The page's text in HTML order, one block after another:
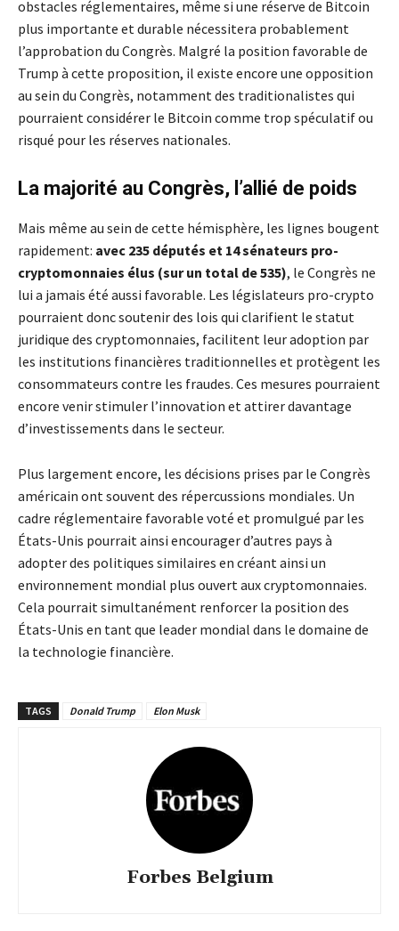
obstacles réglementaires, même si une réserve de Bitcoin
plus importante et durable nécessitera probablement
l’approbation du Congrès. Malgré la position favorable de
Trump à cette proposition, il existe encore une opposition
au sein du Congrès, notamment des traditionalistes qui
pourraient considérer le Bitcoin comme trop spéculatif ou
risqué pour les réserves nationales.
La majorité au Congrès, l’allié de poids
Mais même au sein de cette hémisphère, les lignes bougent
rapidement: avec 235 députés et 14 sénateurs pro-
cryptomonnaies élus (sur un total de 535), le Congrès ne
lui a jamais été aussi favorable. Les législateurs pro-crypto
pourraient donc soutenir des lois qui clarifient le statut
juridique des cryptomonnaies, facilitent leur adoption par
les institutions financières traditionnelles et protègent les
consommateurs contre les fraudes. Ces mesures pourraient
encore venir stimuler l’innovation et attirer davantage
d’investissements dans le secteur.
Plus largement encore, les décisions prises par le Congrès
américain ont souvent des répercussions mondiales. Un
cadre réglementaire favorable voté et promulgué par les
États-Unis pourrait ainsi encourager d’autres pays à
adopter des politiques similaires en créant ainsi un
environnement mondial plus ouvert aux cryptomonnaies.
Cela pourrait simultanément renforcer la position des
États-Unis en tant que leader mondial dans le domaine de
la technologie financière.
TAGS Donald Trump Elon Musk
Forbes Belgium